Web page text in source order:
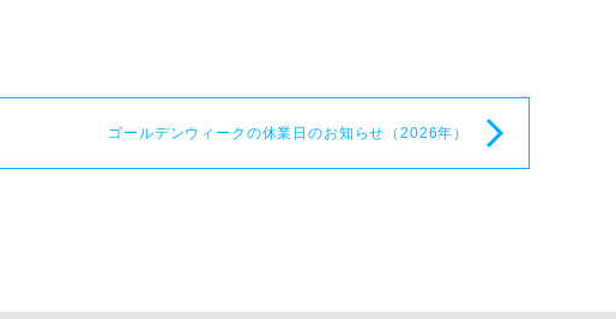
ゴールデンウィークの休業日のお知らせ（2026年）